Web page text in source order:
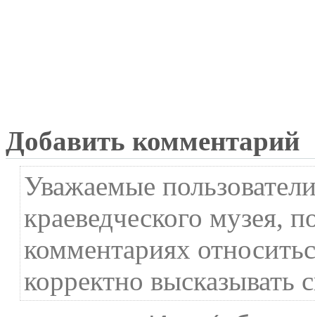
Добавить комментарий
Уважаемые
краеведческого музея,
комментариях
корректно высказывать